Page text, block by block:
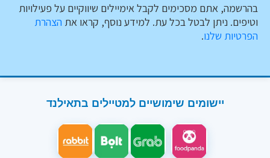
בהרשמה, אתם מסכימים לקבל אימיילים שיווקיים על פעילויות
וטיפים. ניתן לבטל בכל עת. למידע נוסף, קראו את הצהרת
הפרטיות שלנו.
יישומים שימושיים למטיילים בתאילנד